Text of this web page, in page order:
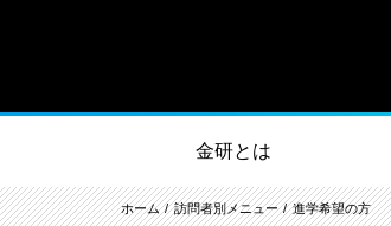
金研とは
ホーム 訪問者別メニュー 進学希望の方